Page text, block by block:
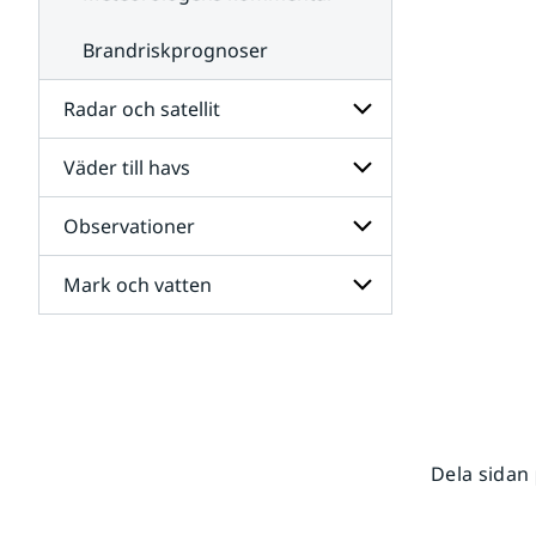
Brandriskprognoser
Radar och satellit
Undersidor
för
Radar
och
satellit
Väder till havs
Undersidor
för
Väder
till
havs
Observationer
Undersidor
för
Mark och vatten
Dela sidan